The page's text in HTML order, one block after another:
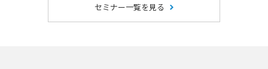
セミナー一覧を見る